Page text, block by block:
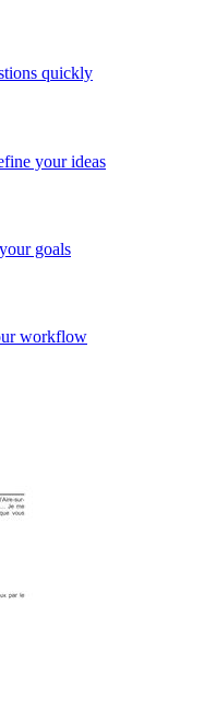
quickly
your ideas
goals
workflow